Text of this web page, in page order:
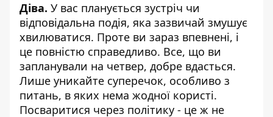
Діва. У вас планується зустріч чи
відповідальна подія, яка зазвичай змушує
хвилюватися. Проте ви зараз впевнені, і
це повністю справедливо. Все, що ви
запланували на четвер, добре вдасться.
Лише уникайте суперечок, особливо з
питань, в яких нема жодної користі.
Посваритися через політику - це ж не